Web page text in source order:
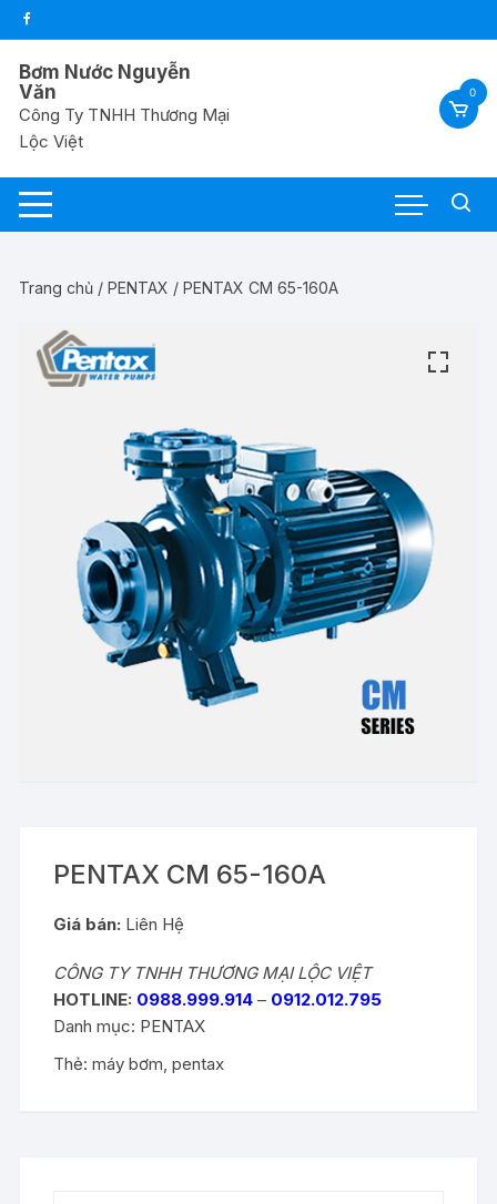
Chuyển
tới
nội
dung
Bơm Nước Nguyễn
Văn
Công Ty TNHH Thương Mại
Lộc Việt
0
Trang chủ /PENTAX / PENTAX CM 65-160A
PENTAX CM 65-160A
Giá bán: Liên Hệ
CÔNG TY TNHH THƯƠNG MẠI LỘC VIỆT
HOTLINE: 0988.999.914 – 0912.012.795
Danh mục: PENTAX
Thẻ:máy bơm ,pentax